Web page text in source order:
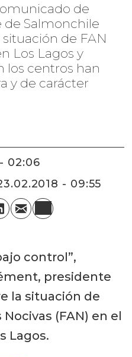
de
de Salmonchile
de FAN
Los Lagos y
los centros han
y de carácter
- 02:06
23.02.2018 - 09:55
control”,
presidente
la situación de
(FAN) en el
Lagos.